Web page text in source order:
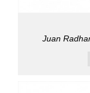
Juan